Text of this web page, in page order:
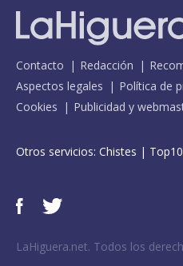
Contacto Redacción
Aspectos legales
Política de
Cookies
Publicidad y
Otros servicios: Chistes |
LaHiguera.net. Todos los